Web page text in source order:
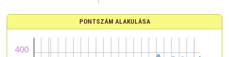
PONTSZÁM ALAKULÁSA